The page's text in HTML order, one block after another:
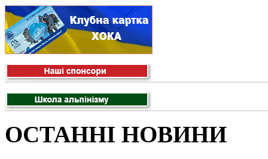
ОСТАННІ НОВИНИ